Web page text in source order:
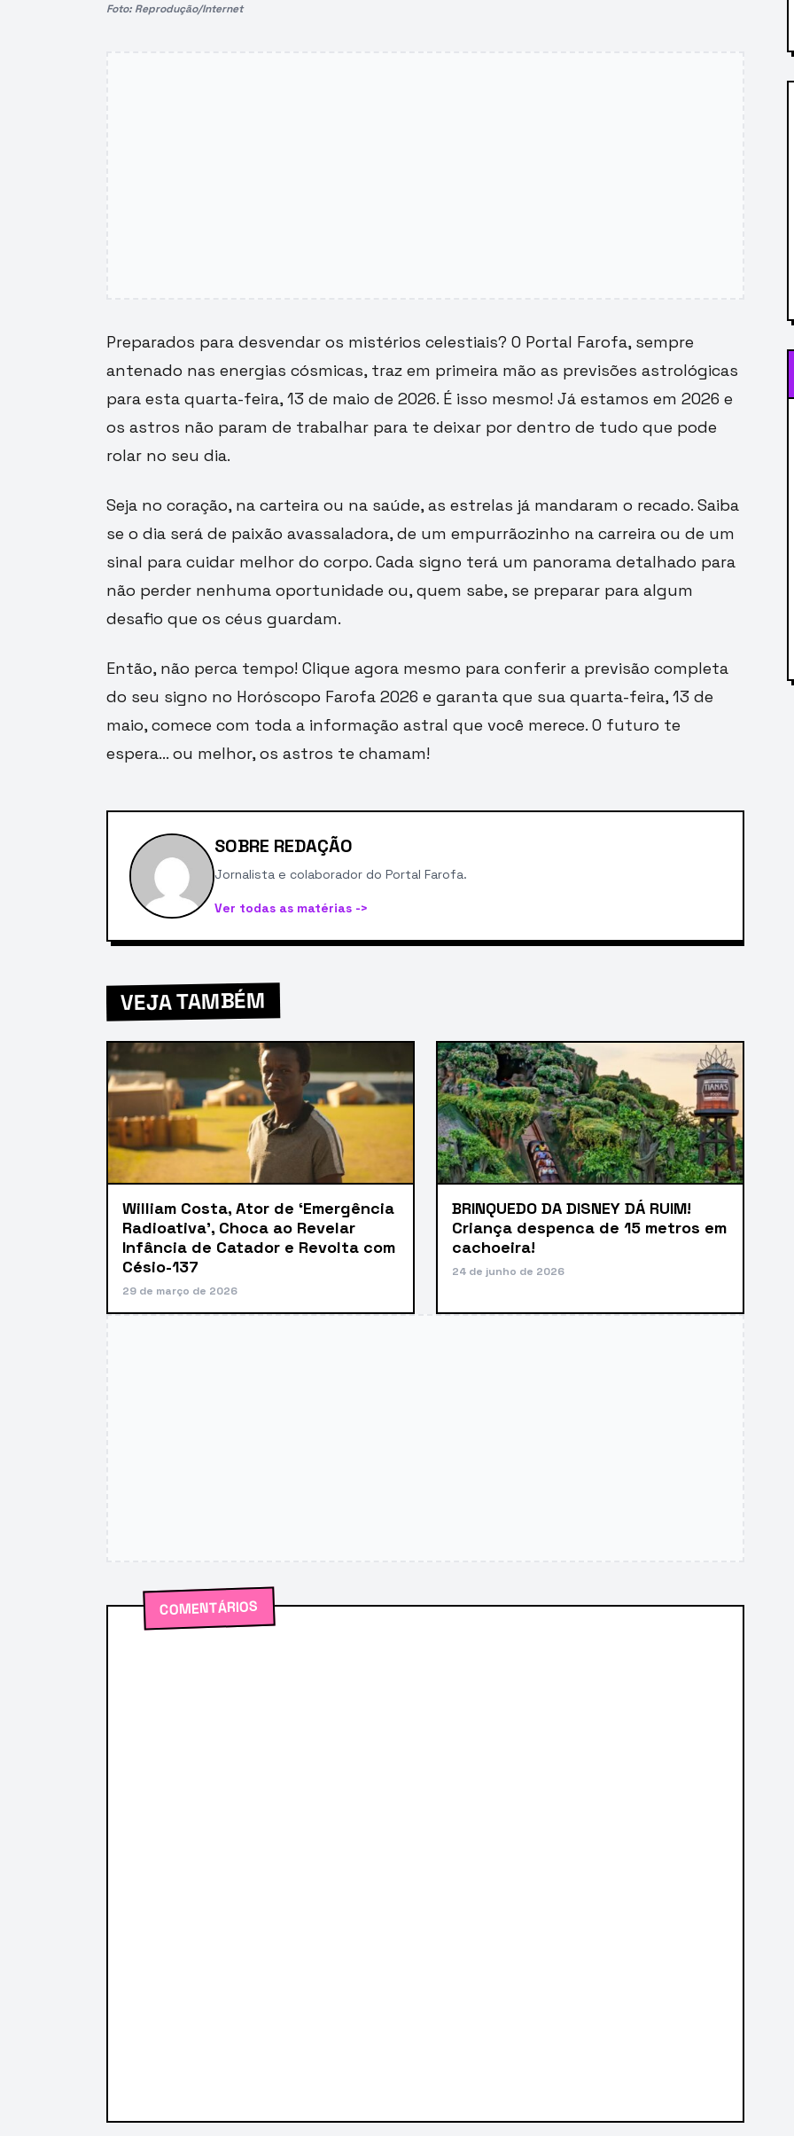
Foto: Reprodução/Internet
Preparados para desvendar os mistérios celestiais? O Portal Farofa, sempre
antenado nas energias cósmicas, traz em primeira mão as previsões astrológicas
para esta quarta-feira, 13 de maio de 2026. É isso mesmo! Já estamos em 2026 e
os astros não param de trabalhar para te deixar por dentro de tudo que pode
rolar no seu dia.
Seja no coração, na carteira ou na saúde, as estrelas já mandaram o recado. Saiba
se o dia será de paixão avassaladora, de um empurrãozinho na carreira ou de um
sinal para cuidar melhor do corpo. Cada signo terá um panorama detalhado para
não perder nenhuma oportunidade ou, quem sabe, se preparar para algum
desafio que os céus guardam.
Então, não perca tempo! Clique agora mesmo para conferir a previsão completa
do seu signo no Horóscopo Farofa 2026 e garanta que sua quarta-feira, 13 de
maio, comece com toda a informação astral que você merece. O futuro te
espera… ou melhor, os astros te chamam!
SOBRE REDAÇÃO
Jornalista e colaborador do Portal Farofa.
Ver todas as matérias ->
VEJA TAMBÉM
William Costa, Ator de ‘Emergência
Radioativa’, Choca ao Revelar
Infância de Catador e Revolta com
Césio-137
29 de março de 2026
BRINQUEDO DA DISNEY DÁ RUIM!
Criança despenca de 15 metros em
cachoeira!
24 de junho de 2026
COMENTÁRIOS